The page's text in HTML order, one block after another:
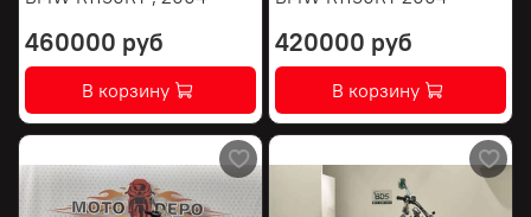
460000 руб
В корзину
420000 руб
В корзину